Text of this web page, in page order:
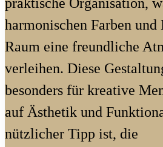
praktische Organisation,
harmonischen Farben
Raum eine freundliche
verleihen. Diese
besonders für kreative
auf Ästhetik und
nützlicher Tipp ist, die